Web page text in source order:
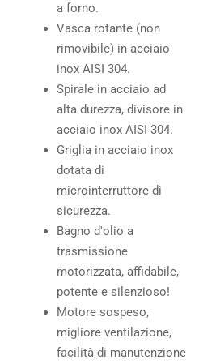
a forno.
Vasca rotante (non
rimovibile) in acciaio
inox AISI 304.
Spirale in acciaio ad
alta durezza, divisore in
acciaio inox AISI 304.
Griglia in acciaio inox
dotata di
microinterruttore di
sicurezza.
Bagno d'olio a
trasmissione
motorizzata, affidabile,
potente e silenzioso!
Motore sospeso,
migliore ventilazione,
facilità di manutenzione